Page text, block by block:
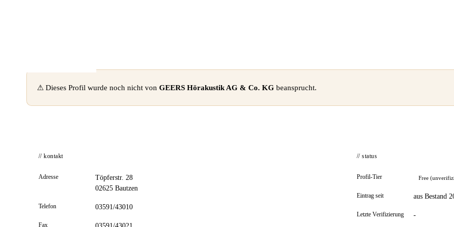
⚠ Dieses Profil wurde noch nicht von GEERS Hörakustik AG & Co. KG beansprucht.
// kontakt
Adresse
Töpferstr. 28
02625 Bautzen
Telefon 03591/43010
Fax
// status
Profil-Tier Free
Eintrag seit aus Bestand
Letzte Verifizierung -